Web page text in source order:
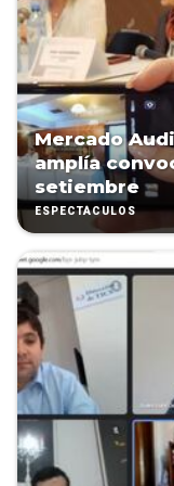
Mercado
amplía
setiembre
ESPECTÁCULOS